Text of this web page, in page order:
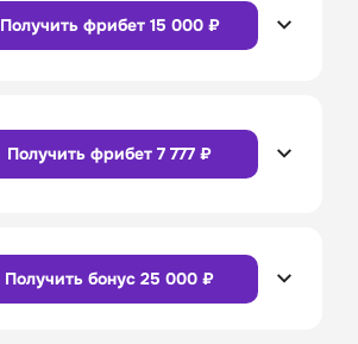
Получить фрибет 15 000 ₽
Получить фрибет 7 777 ₽
Получить бонус 25 000 ₽